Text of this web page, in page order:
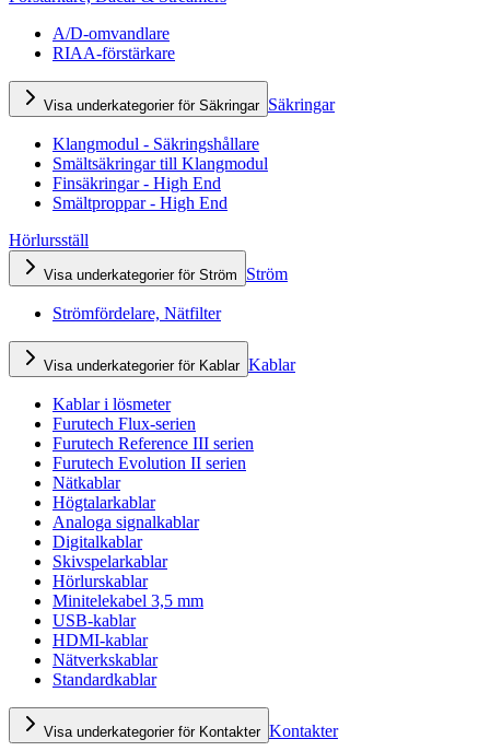
A/D-omvandlare
RIAA-förstärkare
Visa underkategorier för Säkringar Säkringar
Klangmodul - Säkringshållare
Smältsäkringar till Klangmodul
Finsäkringar - High End
Smältproppar - High End
Hörlursställ
Visa underkategorier för Ström Ström
Strömfördelare, Nätfilter
Visa underkategorier för Kablar Kablar
Kablar i lösmeter
Furutech Flux-serien
Furutech Reference III serien
Furutech Evolution II serien
Nätkablar
Högtalarkablar
Analoga signalkablar
Digitalkablar
Skivspelarkablar
Hörlurskablar
Minitelekabel 3,5 mm
USB-kablar
HDMI-kablar
Nätverkskablar
Standardkablar
Visa underkategorier för Kontakter Kontakter